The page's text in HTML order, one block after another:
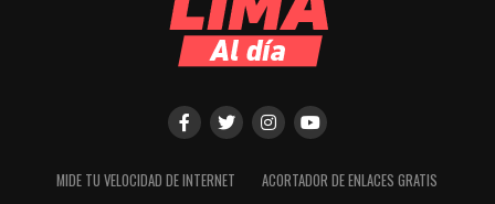
MIDE TU VELOCIDAD DE INTERNET ACORTADOR DE ENLACES GRATIS